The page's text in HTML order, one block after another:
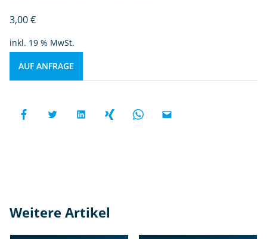
3,00€
inkl. 19 % MwSt.
AUF ANFRAGE
Weitere Artikel